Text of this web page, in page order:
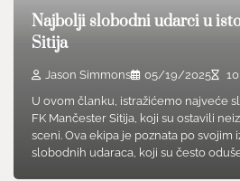
Najbolji slobodni udarci u
Sitija
Jason Simmons 05/19/2025
U ovom članku, istražićemo najveće
FK Mančester Sitija, koji su ostavili
sceni. Ova ekipa je poznata po svojim
slobodnih udaraca, koji su često